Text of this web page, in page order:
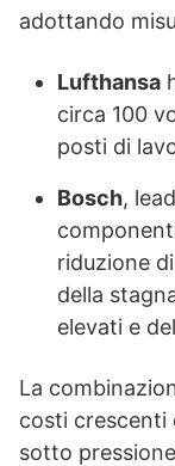
adottando
Lufthansa
circa 100
posti di
Bosch,
riduzione
della
elevati e
La
costi crescenti
sotto